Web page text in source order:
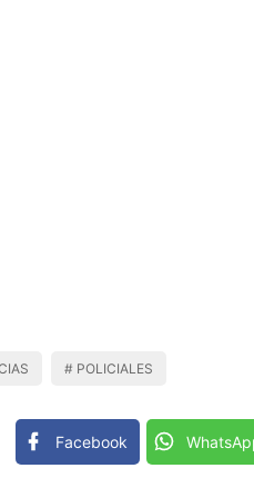
POLICIALES
Facebook